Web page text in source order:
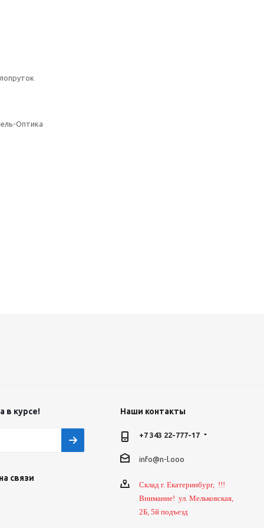
Оптика
в курсе!
связи
Наши контакты
+7 343 22-777-17
info@n-l.ooo
Склад г. Екатеринбург, !!!
Внимание! ул. Мельковская,
2Б, 5й подъезд